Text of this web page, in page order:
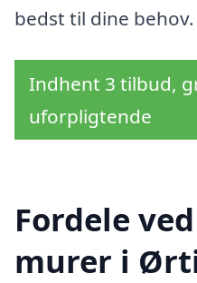
bedst til dine behov.
Indhent 3 tilbud,
uforpligtende
Fordele
murer i